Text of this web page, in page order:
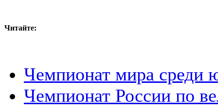
Читайте:
Чемпионат мира среди
Чемпионат России по